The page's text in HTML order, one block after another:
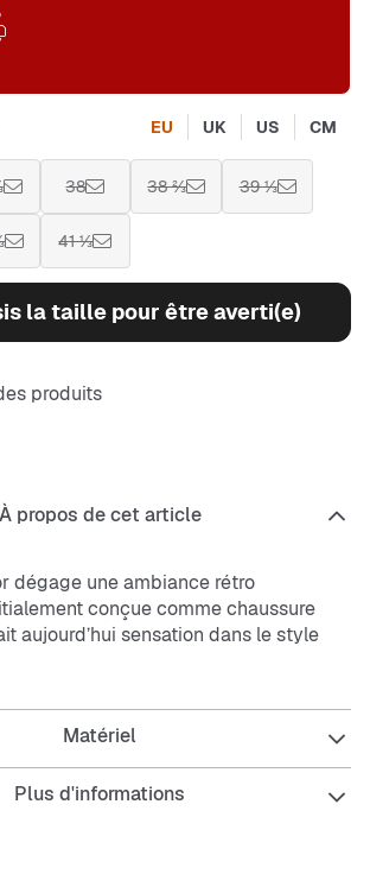
EU UK US CM
38 38 ⅔ 39 ⅓
41 ⅓
la taille pour être averti(e)
produits
À propos de cet article
dégage une ambiance rétro
conçue comme chaussure
aujourd’hui sensation dans le style
version se distingue par une tige en
supérieure et des accents lumineux
La semelle extérieure légèrement
le tout, tandis que la doublure
un confort tout au long de la journée.
vers un café ou que tu retrouves des
Matériel
Plus d'informations